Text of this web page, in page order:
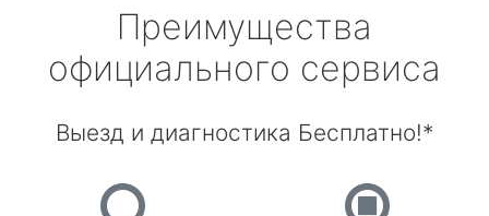
Преимущества
официального сервиса
Выезд и диагностика Бесплатно!*